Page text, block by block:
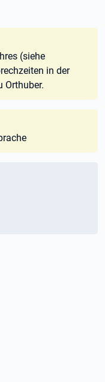
(siehe
in der
Orthuber.